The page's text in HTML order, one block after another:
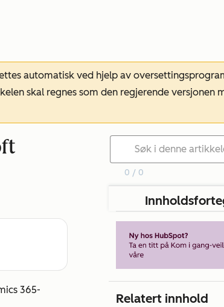
automatisk ved hjelp av
skal regnes som den regjerende versjonen
365-
0 / 0
Relatert innhold